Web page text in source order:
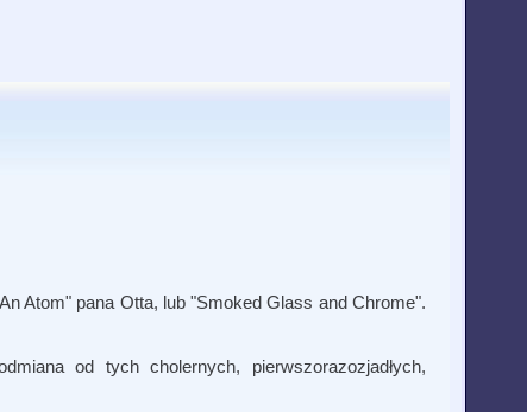
Atom" pana Otta, lub "Smoked Glass and Chrome".
od tych cholernych, pierwszorazozjadłych,